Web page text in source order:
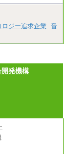
ません。
業代・家族手当
ジー追求企業
音
発機構